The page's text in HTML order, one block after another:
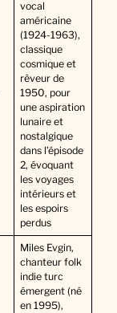
vocal
américaine
(1924-1963),
classique
cosmique et
rêveur de
1950, pour
une aspiration
lunaire et
nostalgique
dans l’épisode
2, évoquant
les voyages
intérieurs et
les espoirs
perdus
Miles Evgin,
chanteur folk
indie turc
émergent (né
en 1995),